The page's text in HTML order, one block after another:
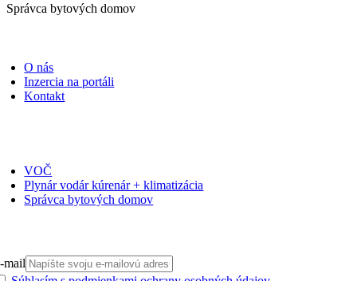
Správca bytových domov
O nás
Inzercia na portáli
Kontakt
VOČ
Plynár vodár kúrenár + klimatizácia
Správca bytových domov
mail